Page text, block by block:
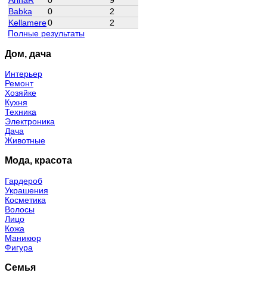
Babka
0
2
Kellamere0
2
Полные результаты
Дом, дача
Интерьер
Ремонт
Хозяйке
Кухня
Техника
Электроника
Дача
Животные
Мода, красота
Гардероб
Украшения
Косметика
Волосы
Лицо
Кожа
Маникюр
Фигура
Семья